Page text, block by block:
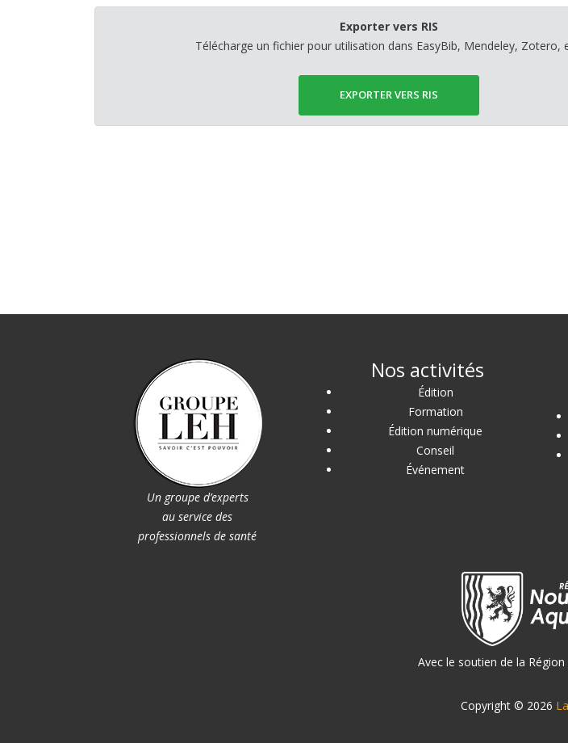
Exporter vers RIS
Télécharge un fichier pour utilisation dans EasyBib, Mendeley, Zotero,
EXPORTER VERS RIS
Un groupe d’experts
au service des
professionnels de santé
Nos activités
Édition
Formation
Édition numérique
Conseil
Événement
Avec le soutien de la
Copyright © 2026